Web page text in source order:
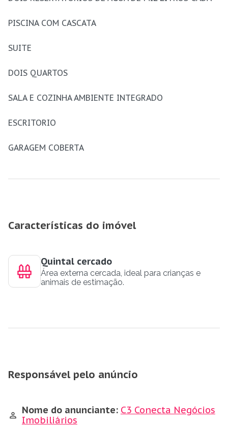
PISCINA COM CASCATA
SUITE
DOIS QUARTOS
SALA E COZINHA AMBIENTE INTEGRADO
ESCRITORIO
GARAGEM COBERTA
Características do imóvel
Quintal cercado
Área externa cercada, ideal para crianças e
animais de estimação.
Responsável pelo anúncio
Nome do anunciante: C3 Conecta Negócios
Imobiliários